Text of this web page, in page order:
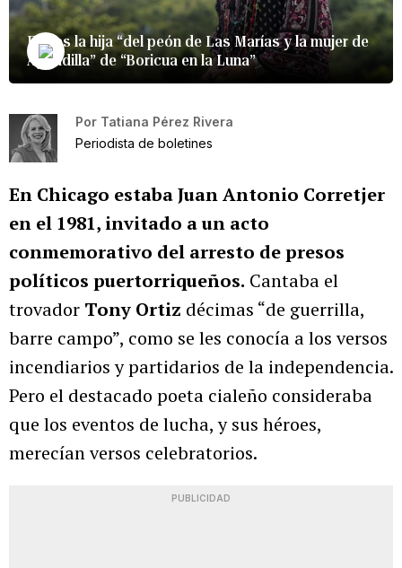
Ella es la hija “del peón de Las Marías y la mujer de
Aguadilla” de “Boricua en la Luna”
Por Tatiana Pérez Rivera
Periodista de boletines
En Chicago estaba Juan Antonio Corretjer
en el 1981, invitado a un acto
conmemorativo del arresto de presos
políticos puertorriqueños. Cantaba el
trovador Tony Ortiz décimas “de guerrilla,
barre campo”, como se les conocía a los versos
incendiarios y partidarios de la independencia.
Pero el destacado poeta cialeño consideraba
que los eventos de lucha, y sus héroes,
merecían versos celebratorios.
PUBLICIDAD